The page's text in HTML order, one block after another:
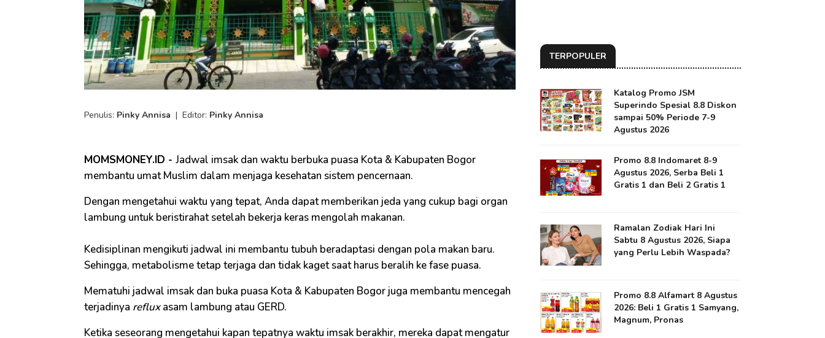
Penulis: Pinky Annisa | Editor: Pinky Annisa
MOMSMONEY.ID - Jadwal imsak dan waktu berbuka puasa Kota & Kabupaten Bogor
membantu umat Muslim dalam menjaga kesehatan sistem pencernaan.
Dengan mengetahui waktu yang tepat, Anda dapat memberikan jeda yang cukup bagi organ
lambung untuk beristirahat setelah bekerja keras mengolah makanan.
Kedisiplinan mengikuti jadwal ini membantu tubuh beradaptasi dengan pola makan baru.
Sehingga, metabolisme tetap terjaga dan tidak kaget saat harus beralih ke fase puasa.
Mematuhi jadwal imsak dan buka puasa Kota & Kabupaten Bogor juga membantu mencegah
terjadinya refluxasam lambung atau GERD.
Ketika seseorang mengetahui kapan tepatnya waktu imsak berakhir, mereka dapat mengatur
TERPOPULER
Katalog Promo JSM
Superindo Spesial 8.8 Diskon
sampai 50% Periode 7-9
Agustus 2026
Promo 8.8 Indomaret 8-9
Agustus 2026, Serba Beli 1
Gratis 1 dan Beli 2 Gratis 1
Ramalan Zodiak Hari Ini
Sabtu 8 Agustus 2026, Siapa
yang Perlu Lebih Waspada?
Promo 8.8 Alfamart 8 Agustus
2026: Beli 1 Gratis 1 Samyang,
Magnum, Pronas